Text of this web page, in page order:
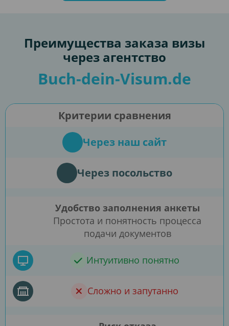
Преимущества заказа визы
через агентство
Buch-dein-Visum.de
Критерии сравнения
Через наш сайт
Через посольство
Удобство заполнения анкеты
Простота и понятность процесса
подачи документов
Интуитивно понятно
Сложно и запутанно